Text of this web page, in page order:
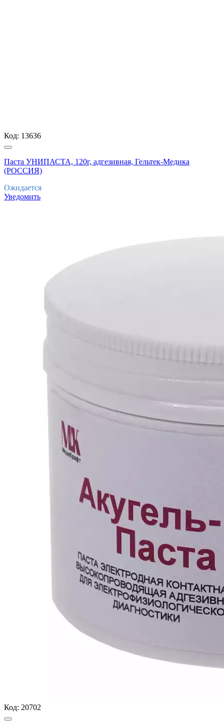
Код: 13636
Паста УНИПАСТА, 120г, адгезивная, Гельтек-Медика
(РОССИЯ)
Ожидается
Уведомить
Код: 20702